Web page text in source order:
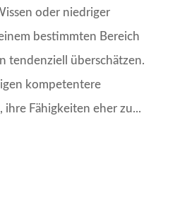
oder niedriger
bestimmten Bereich
tendenziell überschätzen.
kompetentere
ihre Fähigkeiten eher zu...